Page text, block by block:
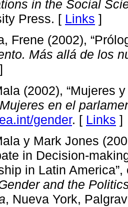
in the Social
Press. [ Links ]
Frene (2002),
Más allá de los
]
(2002), “Mujeres
en el
gender. [ Links ]
y Mark Jones
in Decision-
in Latin
and the
, Nueva York,